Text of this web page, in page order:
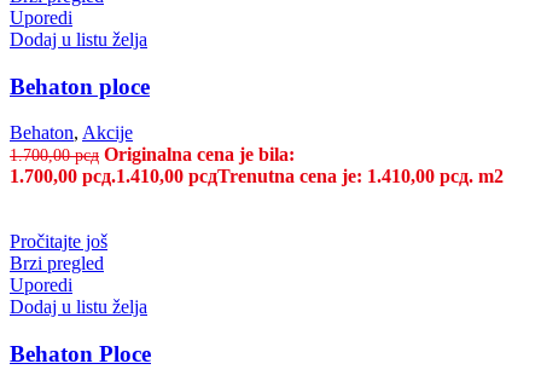
Uporedi
Dodaj u listu želja
Behaton ploce
Behaton, Akcije
1.700,00рсд Originalna cena je bila:
1.700,00 рсд.1.410,00 рсдTrenutna cena je: 1.410,00 рсд. m2
Pročitajte još
Brzi pregled
Uporedi
Dodaj u listu želja
Behaton Ploce